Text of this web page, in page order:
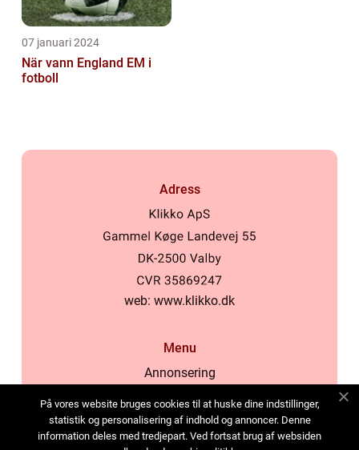
07 januari 2024
När vann England EM i
fotboll
Adress
web: www.klikko.dk
Menu
Annonsering
Cookies
Kontakta oss
På vores website bruges cookies til at huske dine indstillinger,
statistik og personalisering af indhold og annoncer. Denne
information deles med tredjepart. Ved fortsat brug af websiden